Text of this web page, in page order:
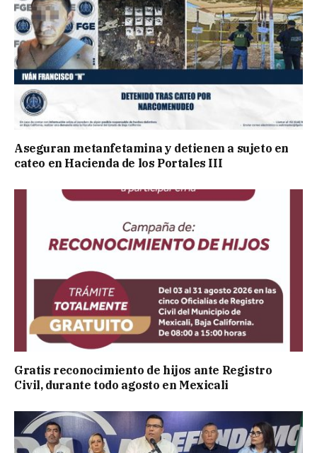
Aseguran metanfetamina y detienen a sujeto en
cateo en Hacienda de los Portales III
Gratis reconocimiento de hijos ante Registro
Civil, durante todo agosto en Mexicali